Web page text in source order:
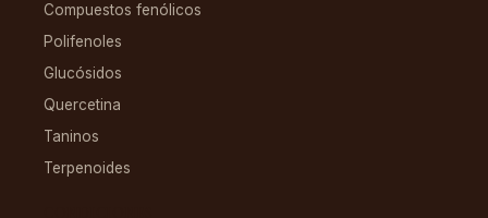
Compuestos fenólicos
Polifenoles
Glucósidos
Quercetina
Taninos
Terpenoides